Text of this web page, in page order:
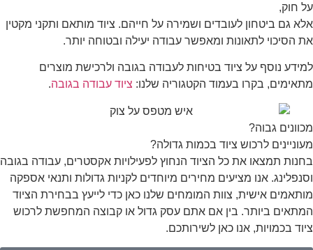
על חוק,
אלא גם ביטחון לעובדים ושמירה על חייהם. ציוד מותאם ותקני מקטין
את הסיכוי לתאונות ומאפשר עבודה יעילה ובטוחה יותר.
למידע נוסף על ציוד בטיחות לעבודה בגובה ולרכישת מוצרים
מתאימים, בקרו בעמוד הקטגוריה שלנו: ציוד עבודה בגובה.
מכוונים גבוה?
מעוניינים לרכוש ציוד בכמות גדולה?
בחנות תמצאו את כל הציוד הנחוץ לפעילויות אקסטרים, עבודה בגובה
וסנפלינג. אנו מציעים מחירים מיוחדים לקניות גדולות ותנאי אספקה
מותאמים אישית, צוות המומחים שלנו כאן כדי לייעץ בבחירת הציוד
המתאים ביותר. בין אם אתם עסק גדול או קבוצה המחפשת לרכוש
ציוד בכמויות, אנו כאן לשירותכם.